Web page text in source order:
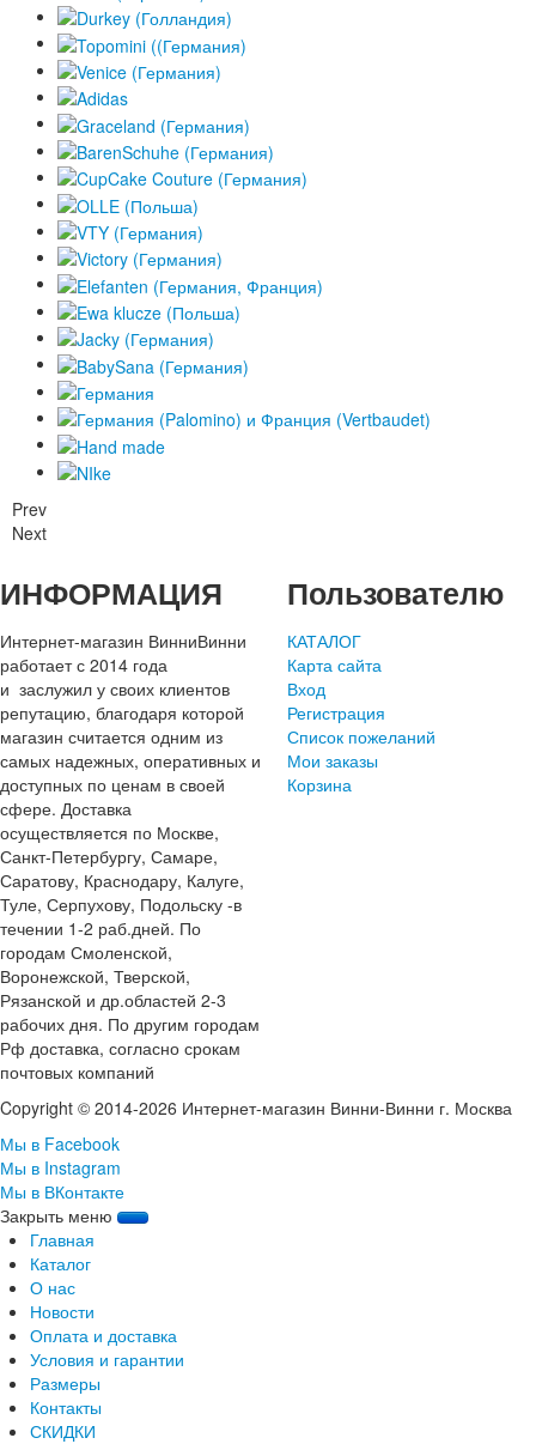
Prev
Next
ИНФОРМАЦИЯ
Интернет-магазин ВинниВинни
работает с 2014 года
и заслужил у своих клиентов
репутацию, благодаря которой
магазин считается одним из
самых надежных, оперативных и
доступных по ценам в своей
сфере. Доставка
осуществляется по Москве,
Санкт-Петербургу, Самаре,
Саратову, Краснодару, Калуге,
Туле, Серпухову, Подольску -в
течении 1-2 раб.дней. По
городам Смоленской,
Воронежской, Тверской,
Рязанской и др.областей 2-3
рабочих дня. По другим городам
Рф доставка, согласно срокам
почтовых компаний
Пользователю
КАТАЛОГ
Карта сайта
Вход
Регистрация
Список пожеланий
Мои заказы
Корзина
Copyright © 2014-2026 Интернет-магазин Винни-Винни г. Москва
Мы в Facebook
Мы в Instagram
Мы в ВКонтакте
Закрыть меню
Главная
Каталог
О нас
Новости
Оплата и доставка
Условия и гарантии
Размеры
Контакты
СКИДКИ